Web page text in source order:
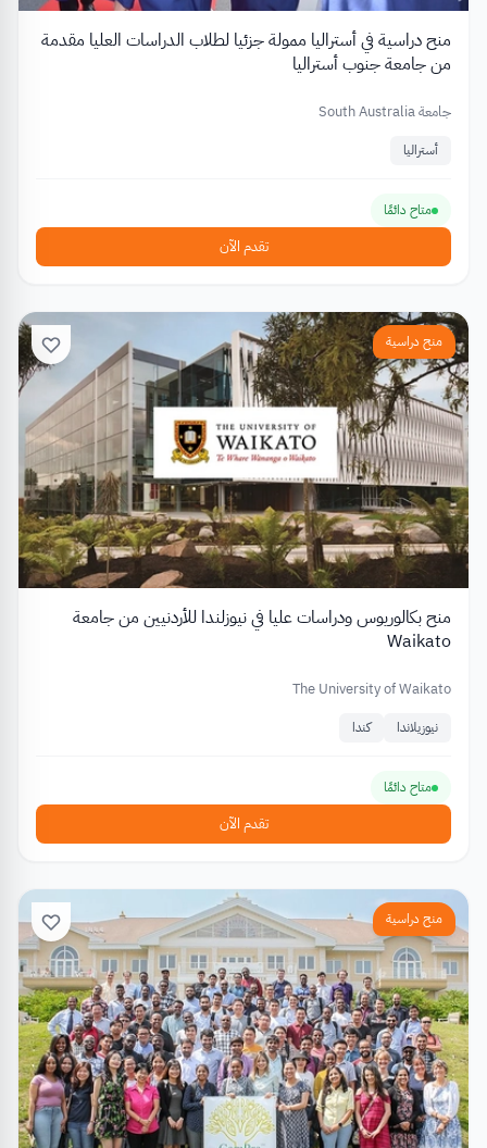
منح دراسية في أستراليا ممولة جزئيا لطلاب الدراسات العليا مقدمة
من جامعة جنوب أستراليا
جامعة South Australia
أستراليا
متاح دائمًا
تقدم الآن
منح دراسية
منح بكالوريوس ودراسات عليا في نيوزلندا للأردنيين من جامعة
Waikato
The University of Waikato
نيوزيلاندا كندا
متاح دائمًا
تقدم الآن
منح دراسية